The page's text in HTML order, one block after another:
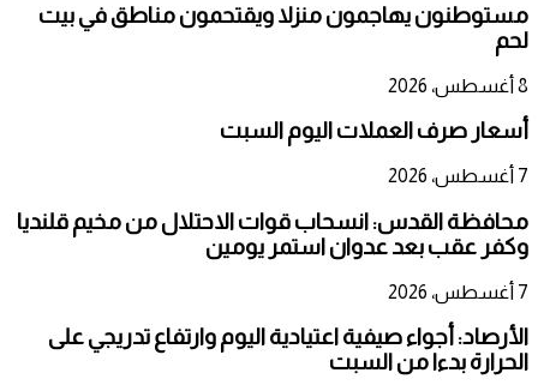
مستوطنون يهاجمون منزلا ويقتحمون مناطق في بيت
لحم
8 أغسطس، 2026
أسعار صرف العملات اليوم السبت
7 أغسطس، 2026
محافظة القدس: انسحاب قوات الاحتلال من مخيم قلنديا
وكفر عقب بعد عدوان استمر يومين
7 أغسطس، 2026
الأرصاد: أجواء صيفية اعتيادية اليوم وارتفاع تدريجي على
الحرارة بدءا من السبت